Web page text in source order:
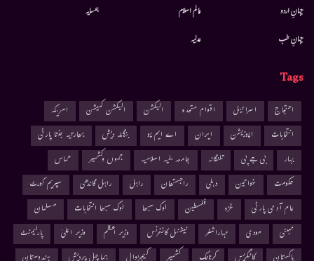
جہانِ اردو
جہانِ طب
عالم اسلام
عدلیہ
ہمسایہ
Tags
احتجاج اسرائیل اقوام متحدہ الیکشن الیکشن کمیشن
امریکہ
انتخابات
اپوزیشن ایران اے ایم یو بنگلہ دیش
بھارتیہ جنتا پارٹی
بہار
بی جے پی تلنگانہ جامعہ ملیہ اسلامیہ جموں وکشمیر
حماس
حکومت
خواتین دہلی راجستھان راہل راہل گاندھی
سپریم کورٹ
عام آدمی پارٹی
غزہ فلسطین لوک سبھا لوک سبھا انتخابات
مسلمان
ممبئی
مودی مہاراشٹر نیشنل کانفرنس وزیر اعظم وزیر اعلیٰ
پارلیمنٹ